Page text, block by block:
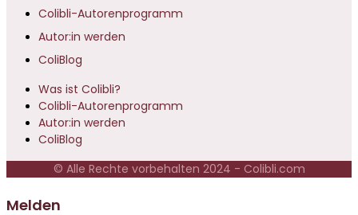
Colibli-Autorenprogramm
Autor:in werden
ColiBlog
Was ist Colibli?
Colibli-Autorenprogramm
Autor:in werden
ColiBlog
© Alle Rechte vorbehalten 2024 - Colibli.com
Melden